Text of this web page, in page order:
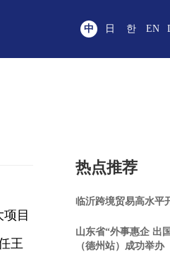
中 日 한 EN
目
王
热点推荐
临沂跨境贸易高水平
山东省“外事惠企 出
（德州站）成功举办